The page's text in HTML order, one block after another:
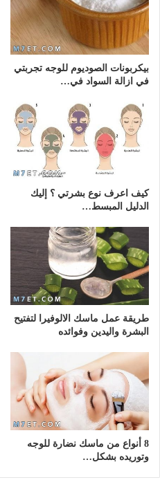
بيكربونات الصوديوم للوجه تجربتي
في ازالة السواد في…
كيف اعرف نوع بشرتي ؟ إليك
الدليل المبسط…
طريقة عمل ماسك الالوفيرا لتفتيح
البشرة واليدين وفوائده
8 أنواع من ماسك نضارة للوجه
وتوريده بشكل…